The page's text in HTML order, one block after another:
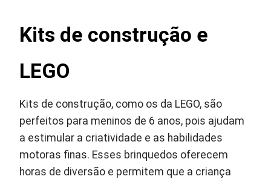
Kits de construção e
LEGO
Kits de construção, como os da LEGO, são
perfeitos para meninos de 6 anos, pois ajudam
a estimular a criatividade e as habilidades
motoras finas. Esses brinquedos oferecem
horas de diversão e permitem que a criança